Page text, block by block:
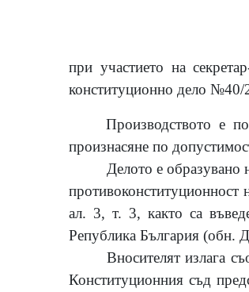
при участието на
конституционно дело №40/
Производството е
произнасяне по
Делото е образувано
ал. 3, т. 3, както са
Република България (обн.
Вносителят излага
Конституционния съд